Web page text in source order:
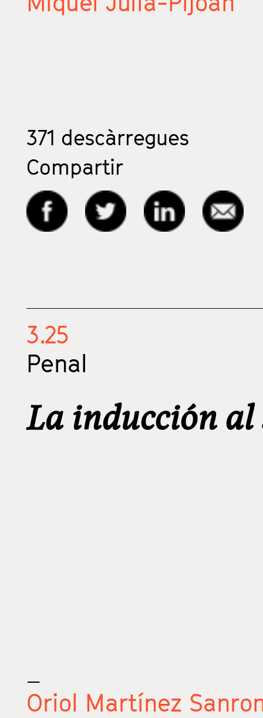
371 descàrregues
Compartir
3.25
Penal
La inducción
_
Oriol Martínez